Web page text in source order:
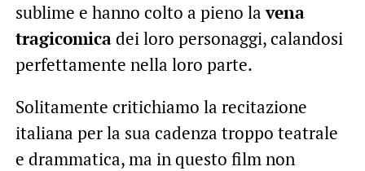
sublime e hanno colto a pieno lavena
tragicomicadei loro personaggi, calandosi
perfettamente nella loro parte.
Solitamente critichiamo la recitazione
italiana per la sua cadenza troppo teatrale
e drammatica, ma in questo film non